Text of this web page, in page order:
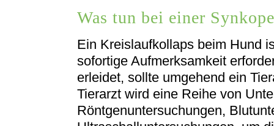
Was tun bei einer
Ein Kreislaufkollaps beim Hund
sofortige Aufmerksamkeit
erleidet, sollte umgehend ein
Tierarzt wird eine Reihe von
Röntgenuntersuchungen,